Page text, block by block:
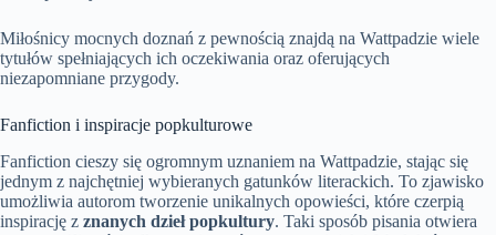
Miłośnicy mocnych doznań z pewnością znajdą na Wattpadzie wiele
tytułów spełniających ich oczekiwania oraz oferujących
niezapomniane przygody.
Fanfiction i inspiracje popkulturowe
Fanfiction cieszy się ogromnym uznaniem na Wattpadzie, stając się
jednym z najchętniej wybieranych gatunków literackich. To zjawisko
umożliwia autorom tworzenie unikalnych opowieści, które czerpią
inspirację z znanych dzieł popkultury. Taki sposób pisania otwiera